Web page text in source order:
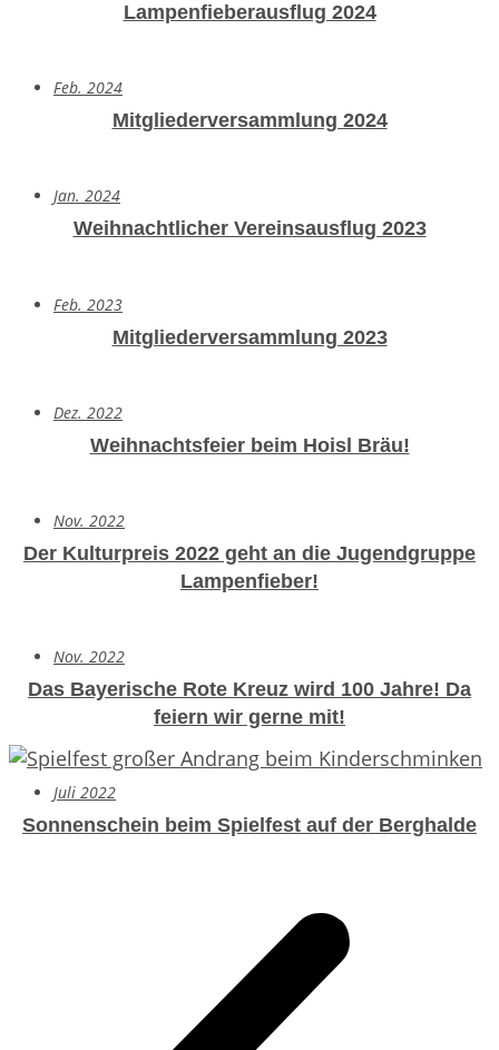
Lampenfieberausflug 2024
Feb. 2024
Mitgliederversammlung 2024
Jan. 2024
Weihnachtlicher Vereinsausflug 2023
Feb. 2023
Mitgliederversammlung 2023
Dez. 2022
Weihnachtsfeier beim Hoisl Bräu!
Nov. 2022
Der Kulturpreis 2022 geht an die Jugendgruppe
Lampenfieber!
Nov. 2022
Das Bayerische Rote Kreuz wird 100 Jahre! Da
feiern wir gerne mit!
Juli 2022
Sonnenschein beim Spielfest auf der Berghalde